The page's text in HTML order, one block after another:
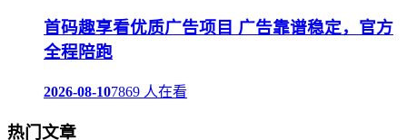
首码趣享看优质广告项目 广告靠谱稳定，官方
全程陪跑
2026-08-107869 人在看
热门文章